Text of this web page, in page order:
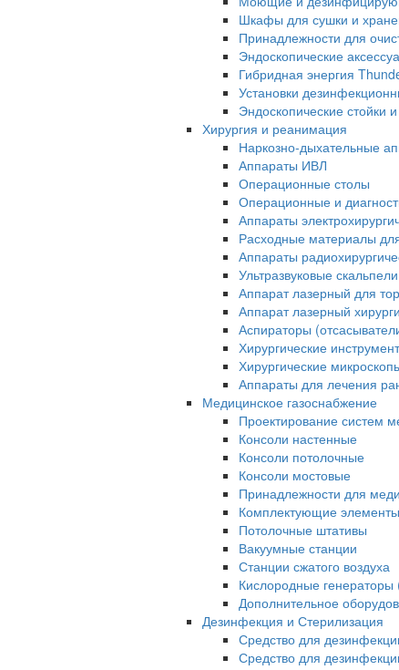
Шкафы для сушки и
Принадлежности для
Эндоскопические
Гибридная энергия
Установки
Эндоскопические стойки
Хирургия и реанимация
Наркозно-дыхательные
Аппараты ИВЛ
Операционные столы
Операционные и
Аппараты
Расходные материалы
Аппараты
Ультразвуковые скальпели
Аппарат лазерный для
Аппарат лазерный
Аспираторы
Хирургические
Хирургические
Аппараты для лечения
Медицинское газоснабжение
Проектирование систем
Консоли настенные
Консоли потолочные
Консоли мостовые
Принадлежности для
Комплектующие
Потолочные штативы
Вакуумные станции
Станции сжатого воздуха
Кислородные генераторы
Дополнительное
Дезинфекция и Стерилизация
Средство для
Средство для